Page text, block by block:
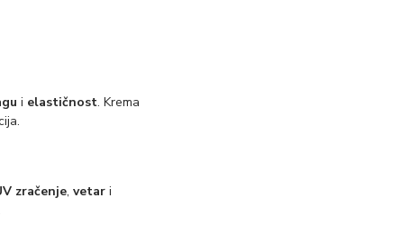
i elastičnost. Krema
zračenje, vetar i